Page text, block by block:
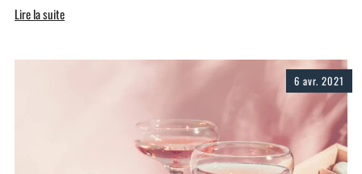
Lire la suite
6 avr. 2021